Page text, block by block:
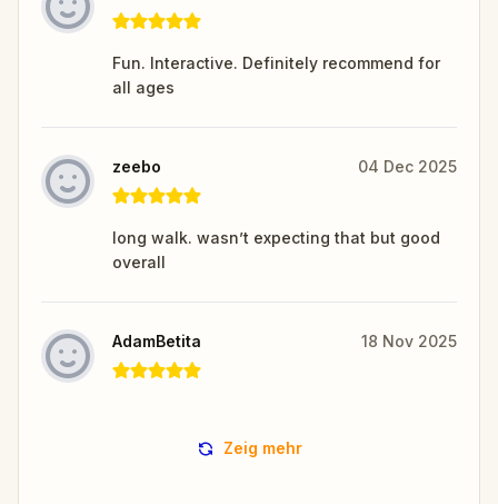
Fun. Interactive. Definitely recommend for
all ages
zeebo 04 Dec 2025
long walk. wasn’t expecting that but good
overall
AdamBetita 18 Nov 2025
Zeig mehr